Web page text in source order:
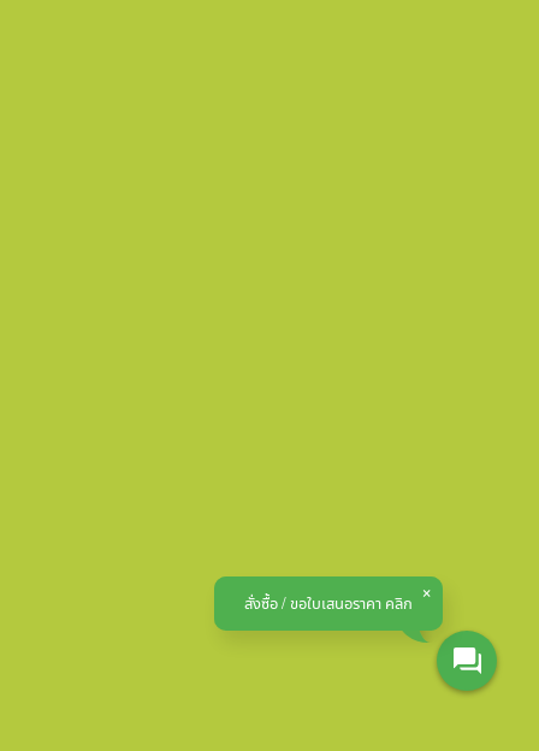
สั่งซื้อ / ขอใบเสนอราคา คลิก